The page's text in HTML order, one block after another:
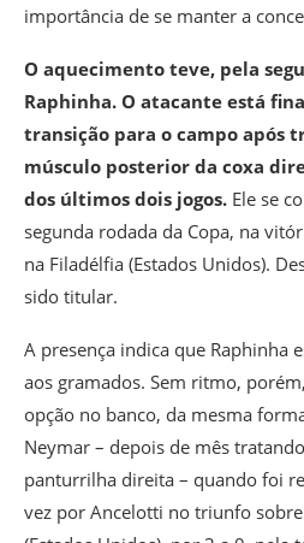
importância de se manter a
O aquecimento teve, pela
Raphinha. O atacante está
transição para o campo após
músculo posterior da coxa
dos últimos dois jogos. Ele se
segunda rodada da Copa, na
na Filadélfia (Estados Unidos).
sido titular.
A presença indica que Raphinha
aos gramados. Sem ritmo,
opção no banco, da mesma
Neymar – depois de mês
panturrilha direita – quando foi
vez por Ancelotti no triunfo